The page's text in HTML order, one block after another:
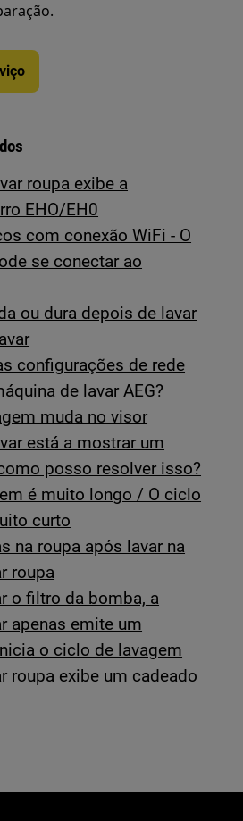
roupa exibe a
EHO/EH0
com conexão WiFi - O
se conectar ao
ou dura depois de lavar
configurações de rede
de lavar AEG?
muda no visor
está a mostrar um
posso resolver isso?
é muito longo / O ciclo
curto
na roupa após lavar na
roupa
o filtro da bomba, a
apenas emite um
o ciclo de lavagem
roupa exibe um cadeado